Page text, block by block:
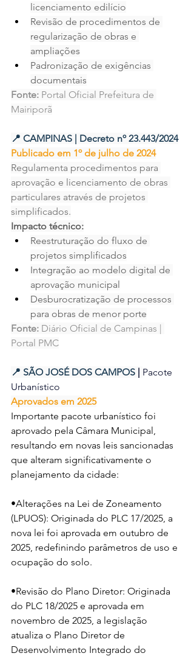
licenciamento edilício
Revisão de procedimentos de
regularização de obras e
ampliações
Padronização de exigências
documentais
Fonte: Portal Oficial Prefeitura de
Mairiporã
📍 CAMPINAS | Decreto nº 23.443/2024
Publicado em 1º de julho de 2024
Regulamenta procedimentos para
aprovação e licenciamento de obras
particulares através de projetos
simplificados.
Impacto técnico:
Reestruturação do fluxo de
projetos simplificados
Integração ao modelo digital de
aprovação municipal
Desburocratização de processos
para obras de menor porte
Fonte: Diário Oficial de Campinas |
Portal PMC
📍 SÃO JOSÉ DOS CAMPOS | Pacote
Urbanístico
Aprovados em 2025
Importante pacote urbanístico foi
aprovado pela Câmara Municipal,
resultando em novas leis sancionadas
que alteram significativamente o
planejamento da cidade:
•Alterações na Lei de Zoneamento
(LPUOS): Originada do PLC 17/2025, a
nova lei foi aprovada em outubro de
2025, redefinindo parâmetros de uso e
ocupação do solo.
•Revisão do Plano Diretor: Originada
do PLC 18/2025 e aprovada em
novembro de 2025, a legislação
atualiza o Plano Diretor de
Desenvolvimento Integrado do